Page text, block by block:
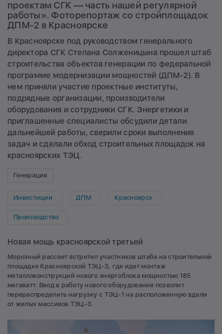
проектам СГК — часть нашей регулярной
работы». Фоторепортаж со стройплощадок
ДПМ-2 в Красноярске
В Красноярске под руководством генерального
директора СГК Степана Солженицына прошел штаб
строительства объектов генерации по федеральной
программе модернизации мощностей (ДПМ-2). В
нем приняли участие проектные институты,
подрядные организации, производители
оборудования и сотрудники СГК. Энергетики и
приглашенные специалисты обсудили детали
дальнейшей работы, сверили сроки выполнения
задач и сделали обход строительных площадок на
красноярских ТЭЦ.
Генерация
Инвестиции ДПМ Красноярск
Производство
Новая мощь красноярской третьей
Морозный рассвет встретил участников штаба на строительной
площадке Красноярской ТЭЦ-3, где идет монтаж
металлоконструкций нового энергоблока мощностью 185
мегаватт. Ввод в работу нового оборудования позволит
перераспределить нагрузку с ТЭЦ-1 на расположенную вдали
от жилых массивов ТЭЦ-3.